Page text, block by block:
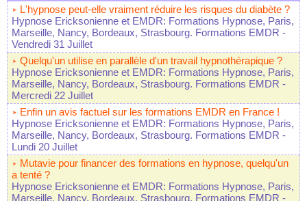
L'hypnose peut-elle vraiment réduire les risques du diabète ?
Hypnose Ericksonienne et EMDR: Formations Hypnose, Paris,
Marseille, Nancy, Bordeaux, Strasbourg. Formations EMDR -
Vendredi 31 Juillet
Quelqu'un utilise en parallèle d'un travail hypnothérapique ?
Hypnose Ericksonienne et EMDR: Formations Hypnose, Paris,
Marseille, Nancy, Bordeaux, Strasbourg. Formations EMDR -
Mercredi 22 Juillet
Enfin un avis factuel sur les formations EMDR en France !
Hypnose Ericksonienne et EMDR: Formations Hypnose, Paris,
Marseille, Nancy, Bordeaux, Strasbourg. Formations EMDR -
Lundi 20 Juillet
Mutavie pour financer des formations en hypnose, quelqu'un
a tenté ?
Hypnose Ericksonienne et EMDR: Formations Hypnose, Paris,
Marseille, Nancy, Bordeaux, Strasbourg. Formations EMDR -